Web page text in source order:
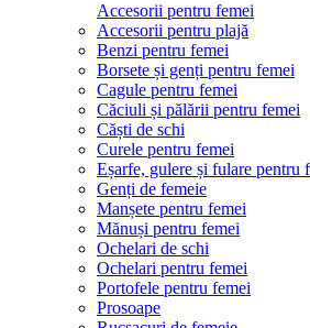
Accesorii pentru femei
Accesorii pentru plajă
Benzi pentru femei
Borsete și genți pentru femei
Cagule pentru femei
Căciuli și pălării pentru femei
Căști de schi
Curele pentru femei
Eșarfe, gulere și fulare pentru
Genți de femeie
Manșete pentru femei
Mănuși pentru femei
Ochelari de schi
Ochelari pentru femei
Portofele pentru femei
Prosoape